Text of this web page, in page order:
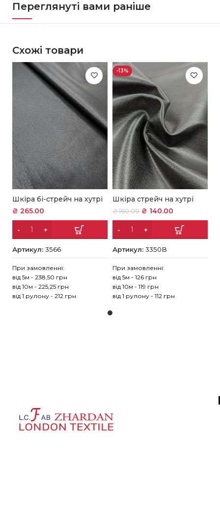
Переглянуті вами раніше
Схожі товари
Шкіра бі-стрейч на хутрі
₴ 265.00
Артикул:3566
При замовленні:
від 5м - 238,50 грн
від 10м - 225,25 грн
від 1 рулону - 212 грн
-13%
Шкіра стрейч на хутрі
₴160.00 ₴ 140.00
Артикул: 3350В
При замовленні:
від 5м - 126 грн
від 10м - 119 грн
від 1 рулону - 112 грн